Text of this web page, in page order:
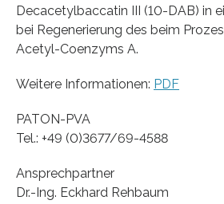
Decacetylbaccatin III (10-DAB) in
bei Regenerierung des beim
Acetyl-Coenzyms A.
Weitere Informationen: PDF
PATON-PVA
Tel.: +49 (0)3677/69-4588
Ansprechpartner
Dr.-Ing. Eckhard Rehbaum